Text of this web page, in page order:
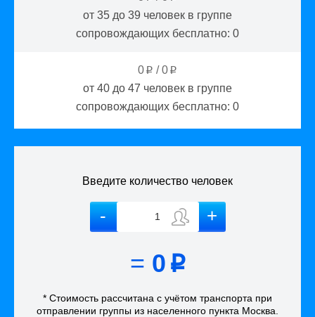
от 35 до 39 человек в группе
сопровождающих бесплатно: 0
0 p /0 p
от 40 до 47 человек в группе
сопровождающих бесплатно: 0
Введите количество человек
= 0 p
* Стоимость рассчитана с учётом транспорта при
отправлении группы из населенного пункта Москва